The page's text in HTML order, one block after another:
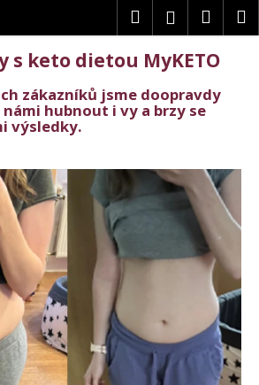
HledatPřihlášení
košík
s keto dietou MyKETO
zákazníků jsme doopravdy
hubnout i vy a brzy se
výsledky.